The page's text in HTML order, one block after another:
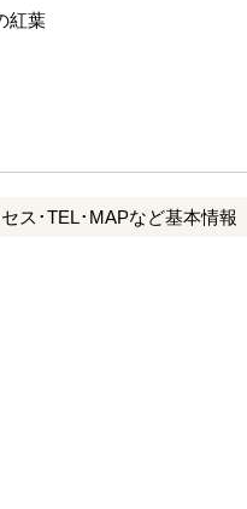
紅葉
ス･TEL･MAPなど基本情報